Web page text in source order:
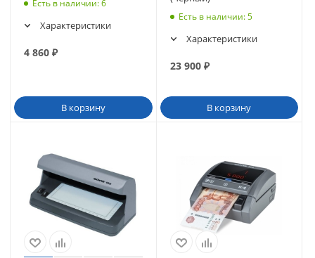
Есть в наличии: 6
Характеристики
4 860 ₽
В корзину
Есть в наличии: 5
Характеристики
23 900₽
В корзину